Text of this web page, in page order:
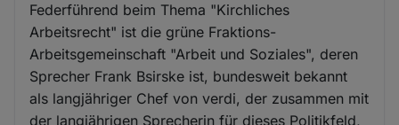
Federführend beim Thema "Kirchliches
Arbeitsrecht" ist die grüne Fraktions-
Arbeitsgemeinschaft "Arbeit und Soziales", deren
Sprecher Frank Bsirske ist, bundesweit bekannt
als langjähriger Chef von verdi, der zusammen mit
der langjährigen Sprecherin für dieses Politikfeld,